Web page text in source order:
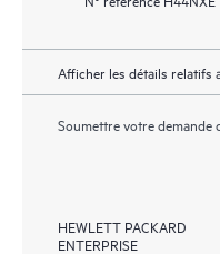
Afficher les détails relatifs
Soumettre votre demande
HEWLETT PACKARD
ENTERPRISE